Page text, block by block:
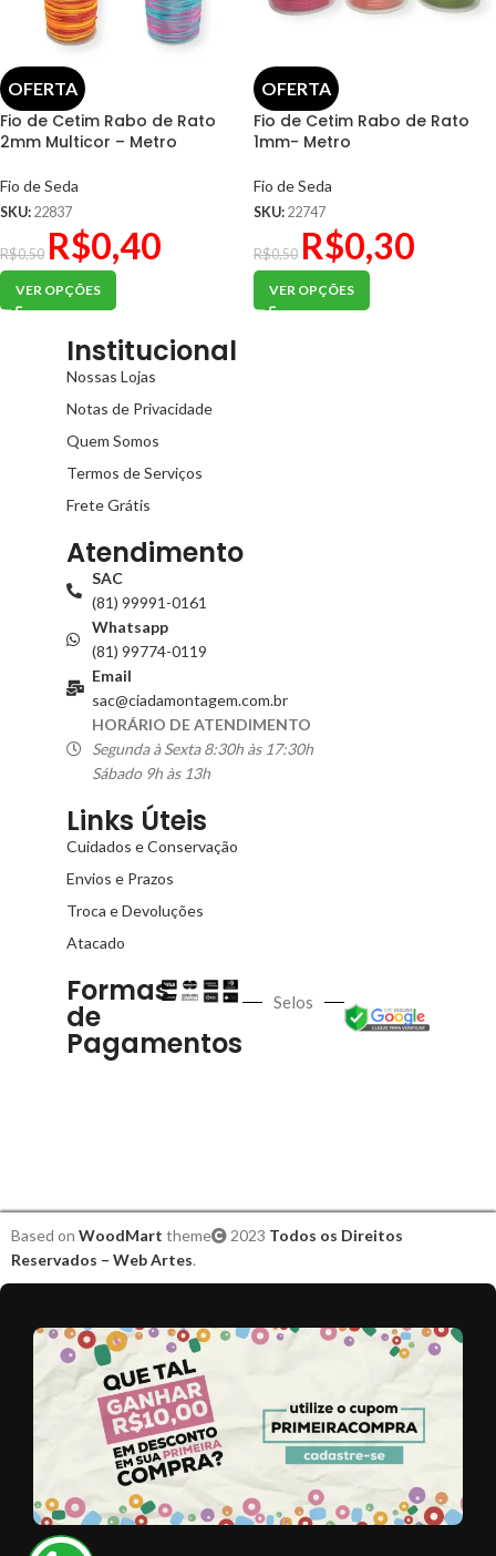
OFERTA
Fio de Cetim Rabo de Rato
2mm Multicor – Metro
Fio de Seda
SKU: 22837
R$0,50 R$0,40
VER OPÇÕES
OFERTA
Fio de Cetim Rabo de Rato
1mm- Metro
Fio de Seda
SKU: 22747
R$0,50 R$0,30
VER OPÇÕES
Institucional
Nossas Lojas
Notas de Privacidade
Quem Somos
Termos de Serviços
Frete Grátis
Atendimento
SAC
(81) 99991-0161
Whatsapp
(81) 99774-0119
Email
sac@ciadamontagem.com.br
HORÁRIO DE ATENDIMENTO
Segunda à Sexta 8:30h às 17:30h
Sábado 9h às 13h
Links Úteis
Cuidados e Conservação
Envios e Prazos
Troca e Devoluções
Atacado
Formas
de
Pagamentos
Selos
Based on WoodMart theme 2023 Todos os Direitos
Reservados – Web Artes.